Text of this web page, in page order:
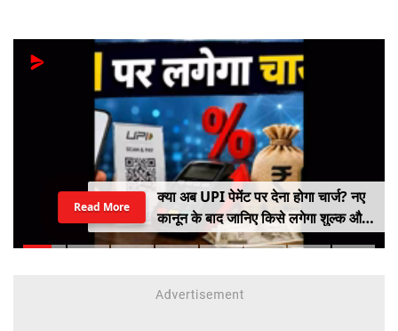
क्या अब UPI पेमेंट पर देना होगा चार्ज? नए
कानून के बाद जानिए किसे लगेगा शुल्क और
किसे नहीं
Read More